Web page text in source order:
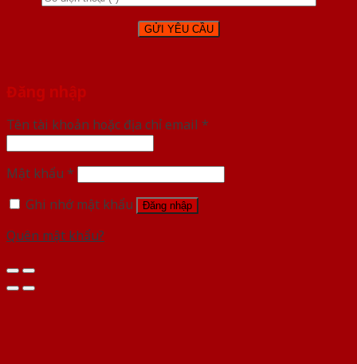
Đăng nhập
Tên tài khoản hoặc địa chỉ email *
Mật khẩu *
Ghi nhớ mật khẩu
Đăng nhập
Quên mật khẩu?